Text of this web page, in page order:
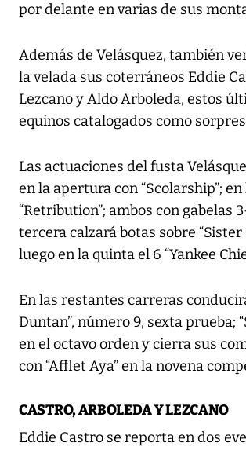
por delante en varias de sus
Además de Velásquez, también
la velada sus coterráneos Eddie
Lezcano y Aldo Arboleda, estos
equinos catalogados como
Las actuaciones del fusta
en la apertura con “Scolarship”;
“Retribution”; ambos con gabelas
tercera calzará botas sobre “Sister
luego en la quinta el 6 “Yankee
En las restantes carreras
Duntan”, número 9, sexta prueba;
en el octavo orden y cierra sus
con “Afflet Aya” en la novena
CASTRO, ARBOLEDA Y LEZCANO
Eddie Castro se reporta en dos